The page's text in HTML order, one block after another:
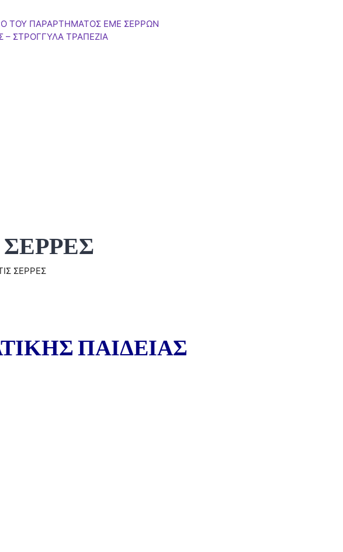
ΤΟΥ ΠΑΡΑΡΤΗΜΑΤΟΣ ΕΜΕ ΣΕΡΡΩΝ
– ΣΤΡΟΓΓΥΛΑ ΤΡΑΠΕΖΙΑ
ΣΕΡΡΕΣ
ΠΑΙΔΕΙΑΣ